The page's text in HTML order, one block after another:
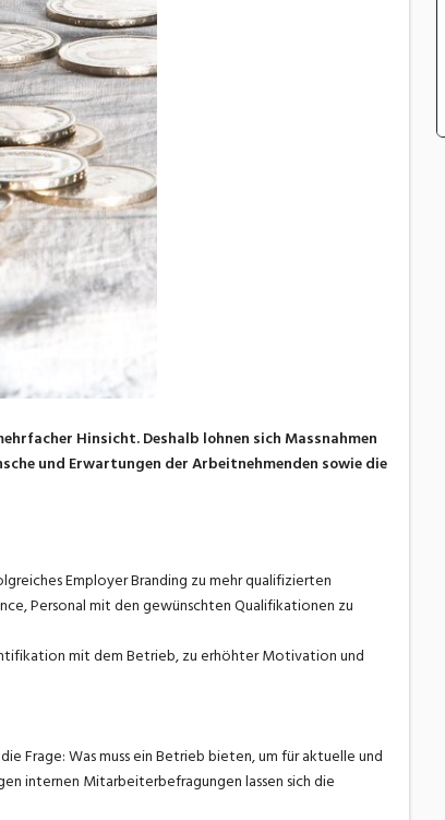
Hinsicht. Deshalb lohnen sich Massnahmen
und Erwartungen der Arbeitnehmenden sowie die
Employer Branding zu mehr qualifizierten
Personal mit den gewünschten Qualifikationen zu
mit dem Betrieb, zu erhöhter Motivation und
Frage: Was muss ein Betrieb bieten, um für aktuelle und
internen Mitarbeiterbefragungen lassen sich die